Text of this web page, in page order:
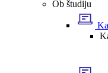
Ob študiju